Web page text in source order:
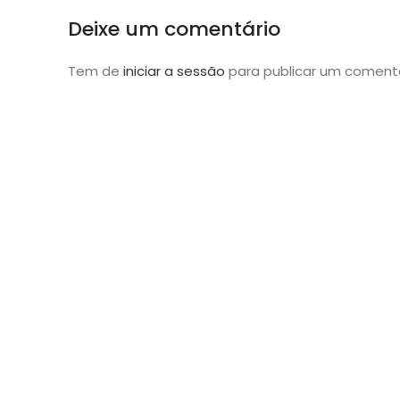
Deixe um comentário
Tem de iniciar a sessão para publicar um